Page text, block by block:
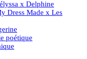
x Delphine
Dress Made x Les
poétique